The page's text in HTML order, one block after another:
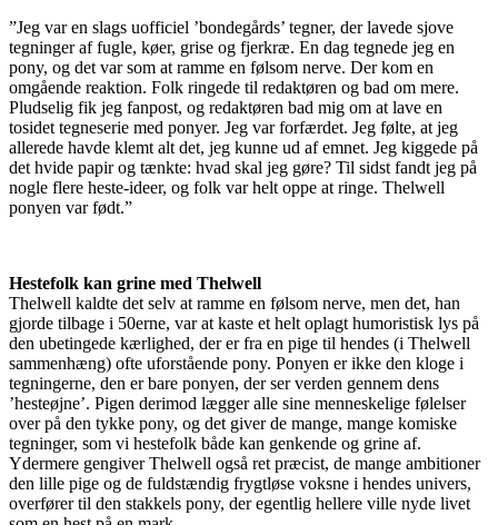
”Jeg var en slags uofficiel ’bondegårds’ tegner, der lavede sjove
tegninger af fugle, køer, grise og fjerkræ. En dag tegnede jeg en
pony, og det var som at ramme en følsom nerve. Der kom en
omgående reaktion. Folk ringede til redaktøren og bad om mere.
Pludselig fik jeg fanpost, og redaktøren bad mig om at lave en
tosidet tegneserie med ponyer. Jeg var forfærdet. Jeg følte, at jeg
allerede havde klemt alt det, jeg kunne ud af emnet. Jeg kiggede på
det hvide papir og tænkte: hvad skal jeg gøre? Til sidst fandt jeg på
nogle flere heste-ideer, og folk var helt oppe at ringe. Thelwell
ponyen var født.”
Hestefolk kan grine med Thelwell
Thelwell kaldte det selv at ramme en følsom nerve, men det, han
gjorde tilbage i 50erne, var at kaste et helt oplagt humoristisk lys på
den ubetingede kærlighed, der er fra en pige til hendes (i Thelwell
sammenhæng) ofte uforstående pony. Ponyen er ikke den kloge i
tegningerne, den er bare ponyen, der ser verden gennem dens
’hesteøjne’. Pigen derimod lægger alle sine menneskelige følelser
over på den tykke pony, og det giver de mange, mange komiske
tegninger, som vi hestefolk både kan genkende og grine af.
Ydermere gengiver Thelwell også ret præcist, de mange ambitioner
den lille pige og de fuldstændig frygtløse voksne i hendes univers,
overfører til den stakkels pony, der egentlig hellere ville nyde livet